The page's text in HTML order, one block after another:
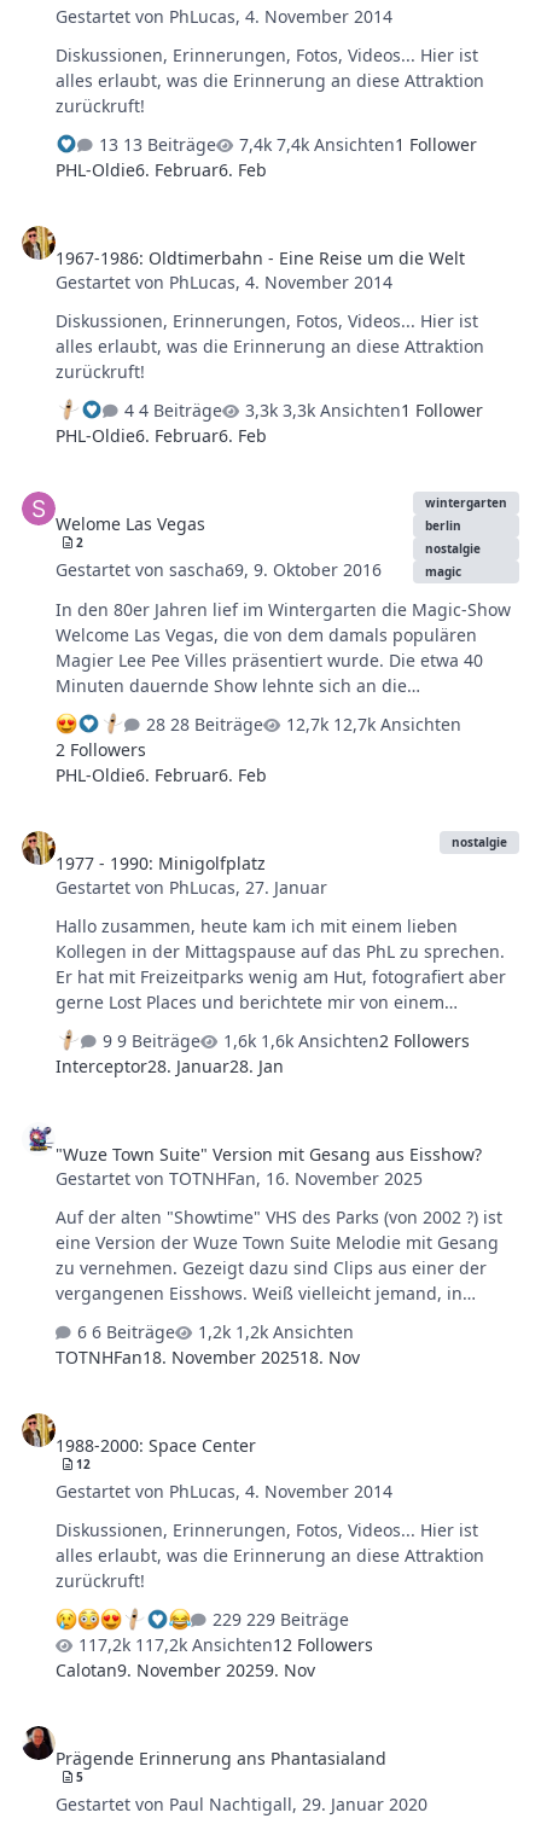
Tiefen des Meeres zum sagenumworbenen Inselreich
Atlantis."
Gestartet von PhLucas,4. November 2014
Diskussionen, Erinnerungen, Fotos, Videos... Hier ist
alles erlaubt, was die Erinnerung an diese Attraktion
zurückruft!
13 Beiträge
7,4k Ansichten1 Follower
PHL-Oldie6. Februar6. Feb
1967-1986: Oldtimerbahn - Eine Reise um die Welt
Gestartet von PhLucas,4. November 2014
Diskussionen, Erinnerungen, Fotos, Videos... Hier ist
alles erlaubt, was die Erinnerung an diese Attraktion
zurückruft!
4 Beiträge
3,3k Ansichten1 Follower
PHL-Oldie6. Februar6. Feb
Welome Las Vegas
2
Gestartet vonsascha69,9. Oktober 2016
wintergarten
berlin
nostalgie
magic
In den 80er Jahren lief im Wintergarten die Magic-Show
Welcome Las Vegas, die von dem damals populären
Magier Lee Pee Villes präsentiert wurde. Die etwa 40
Minuten dauernde Show lehnte sich an die
Vorstellungen von Siegfried und Roy aus den USA an,
die dort großartige erfolge feierten. Die Show war sehr
pompös angelegt und mit den Phantasialand Shwo
Dancers absolut sehenswert. Aufwendige Tricks mit
Sondersendung wurde die Show auch im ZDF gezeigt,
man kann dieser dort unter dem Titel "Zauber der
Magie" bestellen.
28 Beiträge
12,7k Ansichten
2 Followers
PHL-Oldie6. Februar6. Feb
1977 - 1990: Minigolfplatz
Gestartet von PhLucas,27. Januar
nostalgie
Hallo zusammen, heute kam ich mit einem lieben
Kollegen in der Mittagspause auf das PhL zu sprechen.
Er hat mit Freizeitparks wenig am Hut, fotografiert aber
gerne Lost Places und berichtete mir von einem
seinerzeit verlassenen Minigolfplatz, dessen Pächter er
dort 2021 begegnete und mit dem er ins Gespräch kam.
Der Pächter gab an, dass der Minigolfplatz mit
Eingangstor vom PhL gewesen sei. Hier die Fotos meines
Kollegen mit dessen freundlicher Genehmigung: Von
einem Minigolfplatz im PhL hatte ich noch nie gehört.
Eine schnelle Recherche ergab, dass es sich dabei a…
9 Beiträge 1,6k Ansichten2 Followers
Interceptor28. Januar28. Jan
"Wuze Town Suite" Version mit Gesang aus Eisshow?
Gestartet vonTOTNHFan, 16. November 2025
Auf der alten "Showtime" VHS des Parks (von 2002 ?) ist
eine Version der Wuze Town Suite Melodie mit Gesang
zu vernehmen. Gezeigt dazu sind Clips aus einer der
vergangenen Eisshows. Weiß vielleicht jemand, in
sehr, sehr schönes Stück das in Vergessenheit geraten
ist... ...nunja, ich habe versucht die Audiospur der VHS-
kleiner Ausschnitt zur Auffrischung in geringer Qualität
(Den "vollen" Track werde ich Sicherheitshalber mal
nicht ohne weiteres teilen. Wobei der ohnehin auch auf
der VHS nahtlos in die nächste S…
6 Beiträge
1,2k Ansichten
TOTNHFan18. November 202518. Nov
1988-2000: Space Center
12
Gestartet von PhLucas,4. November 2014
Diskussionen, Erinnerungen, Fotos, Videos... Hier ist
alles erlaubt, was die Erinnerung an diese Attraktion
zurückruft!
229 Beiträge
117,2k Ansichten12 Followers
Calotan9. November 20259. Nov
Prägende Erinnerung ans Phantasialand
5
Gestartet von Paul Nachtigall,29. Januar 2020